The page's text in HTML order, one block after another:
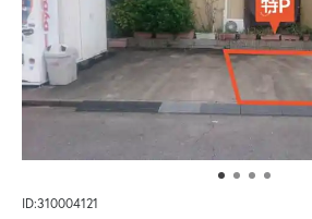
ID:310004121